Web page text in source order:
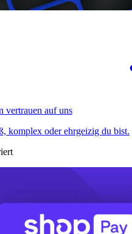
vertrauen auf uns
komplex oder ehrgeizig du bist.